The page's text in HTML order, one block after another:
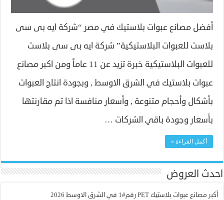
أفضل مصانع عبوات بلاستيك في مصر “شركة ايه بى سى
بلاست للعبوات البلاستيكية” شركة ايه بى سى بلاست
للعبوات البلاستيكية خبرة تزيد عن 11 عاماً ومن اكبر مصانع
عبوات بلاستيك في الشرق الاوسط , وبجودة انتاج العبوات
بأشكال وأحجام متنوعة , وأسعار منافسة اذا تم مقارنتها
بأسعار وجودة باقي الشركات …
أكمل القراءة »
احدث العروض
أكبر مصانع عبوات بلاستيك PET رقم#1 في الشرق الاوسط 2026